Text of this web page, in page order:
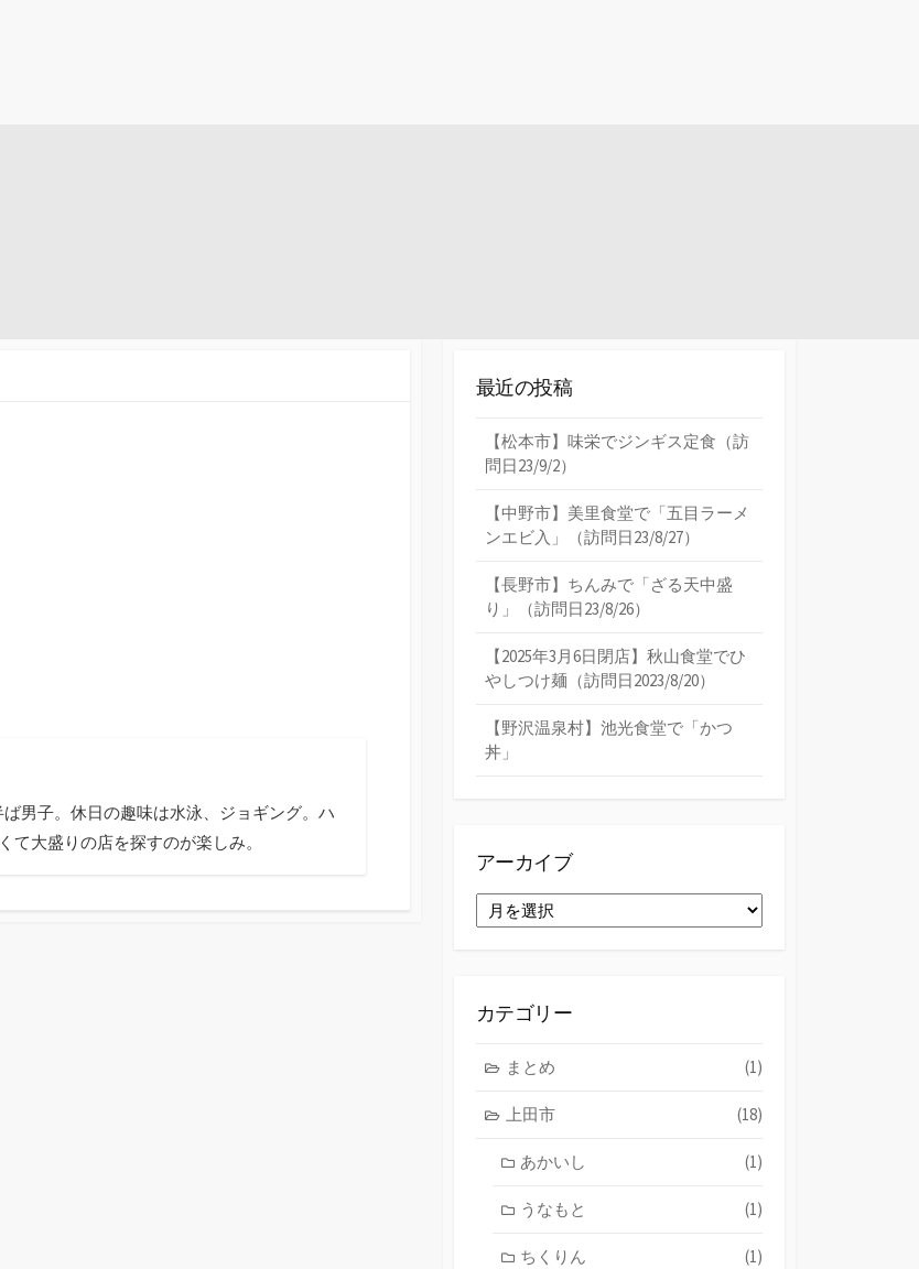
男子。休日の趣味は水泳、ジョギング。ハ
て大盛りの店を探すのが楽しみ。
最近の投稿
【松本市】味栄でジンギス定食（訪
問日23/9/2）
【中野市】美里食堂で「五目ラーメ
ンエビ入」（訪問日23/8/27）
【長野市】ちんみで「ざる天中盛
り」（訪問日23/8/26）
【2025年3月6日閉店】秋山食堂でひ
やしつけ麺（訪問日2023/8/20）
【野沢温泉村】池光食堂で「かつ
丼」
アーカイブ
ー
カテゴリー
まとめ (1)
上田市 (18)
あかいし (1)
うなもと (1)
ちくりん (1)